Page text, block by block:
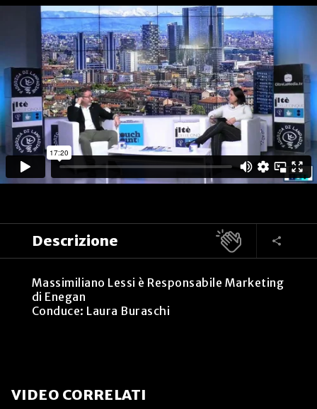
Descrizione
Massimiliano Lessi è Responsabile Marketing
di Enegan
Conduce: Laura Buraschi
VIDEO CORRELATI